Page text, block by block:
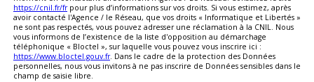
https://cnil.fr/frpour plus d’informations sur vos droits. Si vous estimez, après
avoir contacté l'Agence / le Réseau, que vos droits « Informatique et Libertés »
ne sont pas respectés, vous pouvez adresser une réclamation à la CNIL. Nous
vous informons de l’existence de la liste d'opposition au démarchage
téléphonique « Bloctel », sur laquelle vous pouvez vous inscrire ici :
https://www.bloctel.gouv.fr. Dans le cadre de la protection des Données
personnelles, nous vous invitons à ne pas inscrire de Données sensibles dans le
champ de saisie libre.